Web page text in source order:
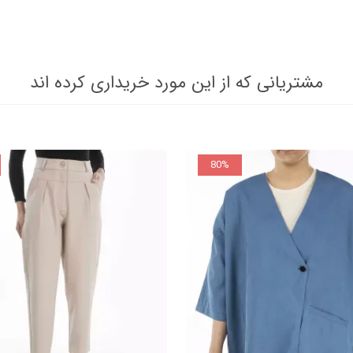
مشتریانی که از این مورد خریداری کرده اند
80%